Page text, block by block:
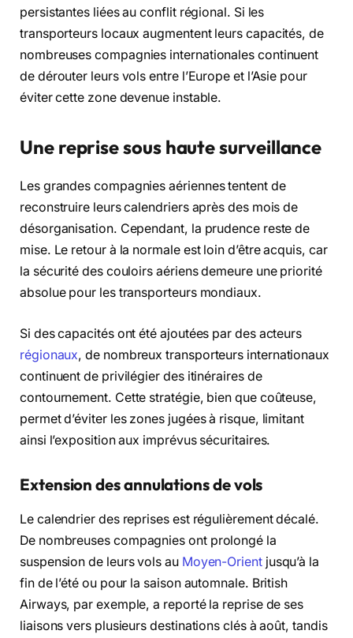
persistantes liées au conflit régional. Si les
transporteurs locaux augmentent leurs capacités, de
nombreuses compagnies internationales continuent
de dérouter leurs vols entre l’Europe et l’Asie pour
éviter cette zone devenue instable.
Une reprise sous haute surveillance
Les grandes compagnies aériennes tentent de
reconstruire leurs calendriers après des mois de
désorganisation. Cependant, la prudence reste de
mise. Le retour à la normale est loin d’être acquis, car
la sécurité des couloirs aériens demeure une priorité
absolue pour les transporteurs mondiaux.
Si des capacités ont été ajoutées par des acteurs
régionaux, de nombreux transporteurs internationaux
continuent de privilégier des itinéraires de
contournement. Cette stratégie, bien que coûteuse,
permet d’éviter les zones jugées à risque, limitant
ainsi l’exposition aux imprévus sécuritaires.
Extension des annulations de vols
Le calendrier des reprises est régulièrement décalé.
De nombreuses compagnies ont prolongé la
suspension de leurs vols au Moyen-Orientjusqu’à la
fin de l’été ou pour la saison automnale. British
Airways, par exemple, a reporté la reprise de ses
liaisons vers plusieurs destinations clés à août, tandis